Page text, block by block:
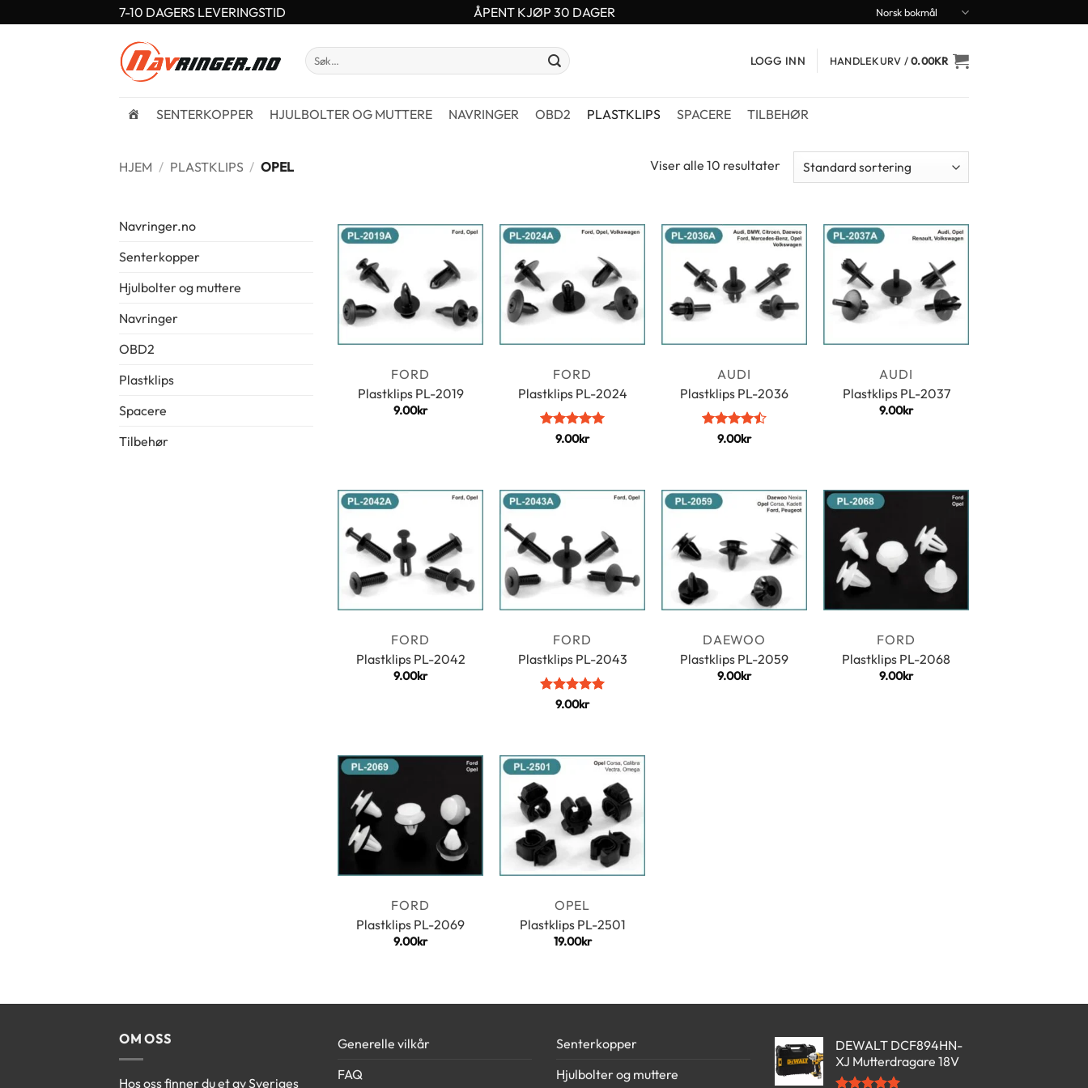
to
7-10 DAGERS LEVERINGSTID ÅPENT KJØP 30 DAGER Norsk bokmål
Søk
etter:
LOGG INN HANDLEKURV /0.00KR
SENTERKOPPER HJULBOLTER OG MUTTERE NAVRINGER OBD2 PLASTKLIPS SPACERE TILBEHØR
HJEM / PLASTKLIPS / OPEL Viser alle 10 resultater
Navringer.no
Senterkopper
Hjulbolter og muttere
Navringer
OBD2
Plastklips
Spacere
Tilbehør
FORD
Plastklips PL-2019
9.00kr
FORD
Plastklips PL-2024
Vurdert5
9.00kr
AUDI
Plastklips PL-2036
Vurdert
9.00kr
AUDI
Plastklips PL-2037
9.00kr
FORD
Plastklips PL-2042
9.00kr
FORD
Plastklips PL-2043
Vurdert5
9.00kr
DAEWOO
Plastklips PL-2059
9.00kr
FORD
Plastklips PL-2068
9.00kr
FORD
Plastklips PL-2069
9.00kr
OPEL
Plastklips PL-2501
19.00kr
OM OSS
Hos oss finner du et av Sveriges
Generelle vilkår
FAQ
Senterkopper
Hjulbolter og muttere
DEWALT DCF894HN-
XJ Mutterdragare 18V